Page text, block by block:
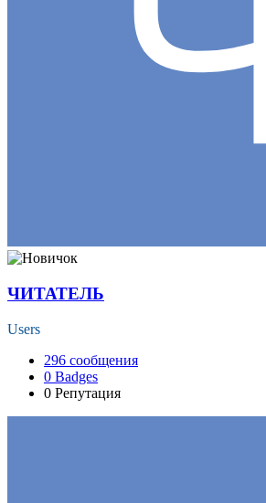
ЧИТАТЕЛЬ
Users
296 сообщения
0 Badges
0 Репутация